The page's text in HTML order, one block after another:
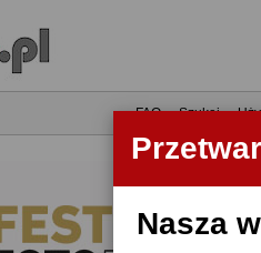
Nasza
•FAQ•Szukaj•